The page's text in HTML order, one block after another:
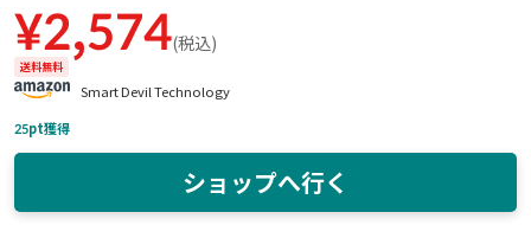
¥2,574(税込)
送料無料
Smart Devil Technology
25pt獲得
ショップへ行く